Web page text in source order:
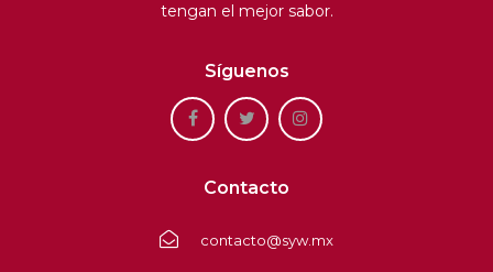
tengan el mejor sabor.
Síguenos
Contacto
contacto@syw.mx